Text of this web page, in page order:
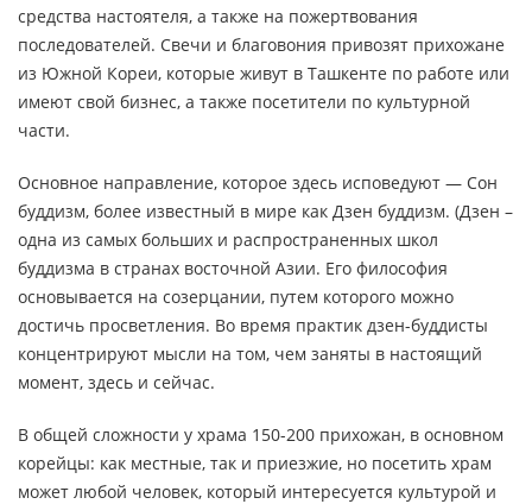
средства настоятеля, а также на пожертвования
последователей. Свечи и благовония привозят прихожане
из Южной Кореи, которые живут в Ташкенте по работе или
имеют свой бизнес, а также посетители по культурной
части.
Основное направление, которое здесь исповедуют — Сон
буддизм, более известный в мире как Дзен буддизм. (Дзен –
одна из самых больших и распространенных школ
буддизма в странах восточной Азии. Его философия
основывается на созерцании, путем которого можно
достичь просветления. Во время практик дзен-буддисты
концентрируют мысли на том, чем заняты в настоящий
момент, здесь и сейчас.
В общей сложности у храма 150-200 прихожан, в основном
корейцы: как местные, так и приезжие, но посетить храм
может любой человек, который интересуется культурой и